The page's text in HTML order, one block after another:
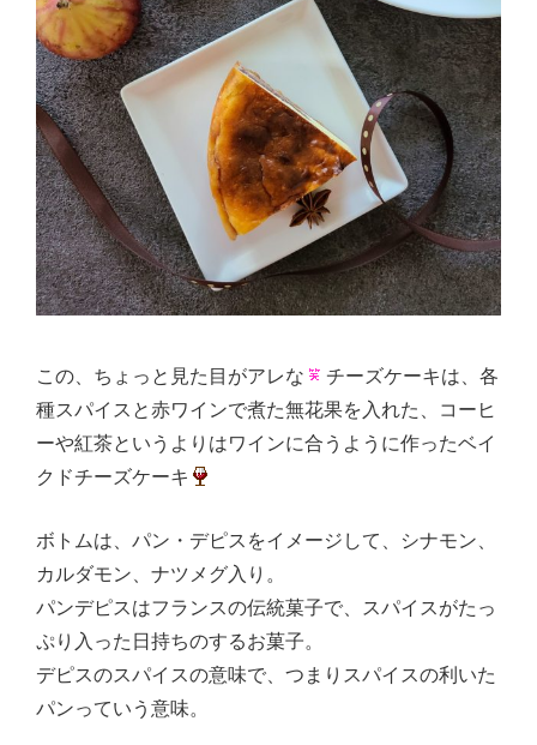
この、ちょっと見た目がアレな
チーズケーキは、各
種スパイスと赤ワインで煮た無花果を入れた、コーヒ
ーや紅茶というよりはワインに合うように作ったベイ
クドチーズケーキ
ボトムは、パン・デピスをイメージして、シナモン、
カルダモン、ナツメグ入り。
パンデピスはフランスの伝統菓子で、スパイスがたっ
ぷり入った日持ちのするお菓子。
デピスのスパイスの意味で、つまりスパイスの利いた
パンっていう意味。